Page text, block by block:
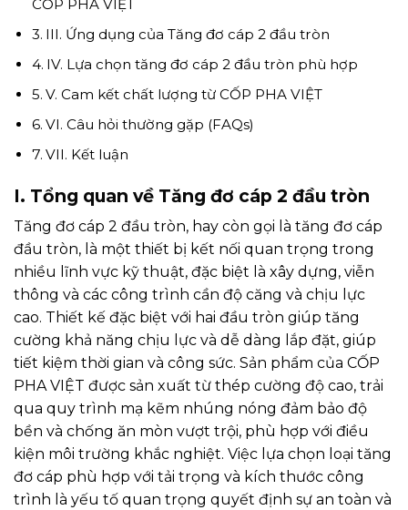
CỐP PHA VIỆT
III. Ứng dụng của Tăng đơ cáp 2 đầu tròn
IV. Lựa chọn tăng đơ cáp 2 đầu tròn phù hợp
V. Cam kết chất lượng từ CỐP PHA VIỆT
VI. Câu hỏi thường gặp (FAQs)
VII. Kết luận
I. Tổng quan về Tăng đơ cáp 2 đầu tròn
Tăng đơ cáp 2 đầu tròn, hay còn gọi là tăng đơ cáp
đầu tròn, là một thiết bị kết nối quan trọng trong
nhiều lĩnh vực kỹ thuật, đặc biệt là xây dựng, viễn
thông và các công trình cần độ căng và chịu lực
cao. Thiết kế đặc biệt với hai đầu tròn giúp tăng
cường khả năng chịu lực và dễ dàng lắp đặt, giúp
tiết kiệm thời gian và công sức. Sản phẩm của CỐP
PHA VIỆT được sản xuất từ thép cường độ cao, trải
qua quy trình mạ kẽm nhúng nóng đảm bảo độ
bền và chống ăn mòn vượt trội, phù hợp với điều
kiện môi trường khắc nghiệt. Việc lựa chọn loại tăng
đơ cáp phù hợp với tải trọng và kích thước công
trình là yếu tố quan trọng quyết định sự an toàn và